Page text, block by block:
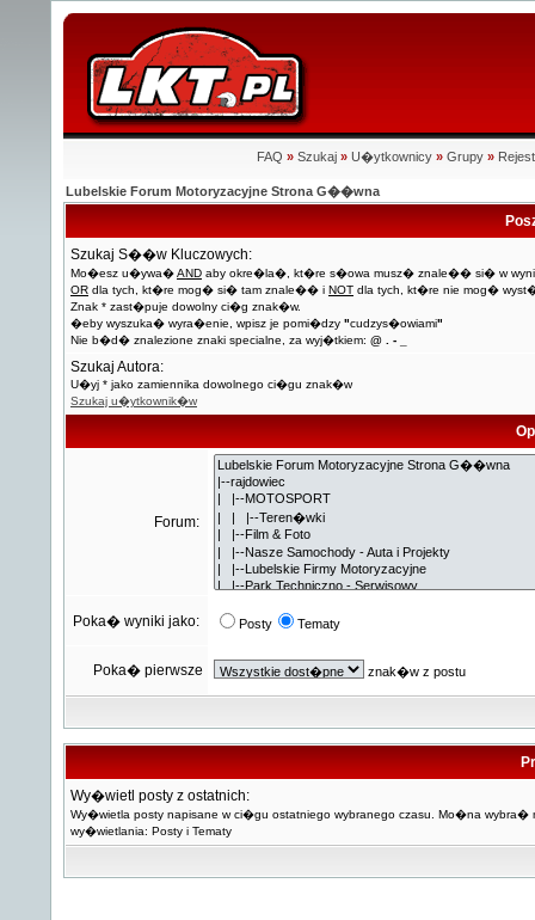
FAQ » Szukaj » U�ytkownicy » Grupy »
Lubelskie Forum Motoryzacyjne Strona G��wna
Szukaj S��w Kluczowych:
Mo�esz u�ywa�AND aby okre�la�, kt�re s�owa musz� znale�� si� w
OR dla tych, kt�re mog� si� tam znale�� i NOT dla tych, kt�re nie mog�
Znak * zast�puje dowolny ci�g znak�w.
�eby wyszuka� wyra�enie, wpisz je pomi�dzy "cudzys�owiami"
Nie b�d� znalezione znaki specialne, za wyj�tkiem: @ . - _
Szukaj Autora:
U�yj * jako zamiennika dowolnego ci�gu znak�w
Szukaj u�ytkownik�w
Forum:
Poka� wyniki jako: Posty Tematy
Poka� pierwsze znak�w z postu
Wy�wietl posty z ostatnich:
Wy�wietla posty napisane w ci�gu ostatniego wybranego czasu. Mo�na wybra�
wy�wietlania: Posty i Tematy